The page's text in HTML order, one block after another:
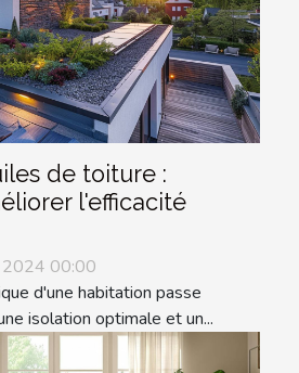
de toiture :
l'efficacité
2024 00:00
d'une habitation passe
isolation optimale et un...